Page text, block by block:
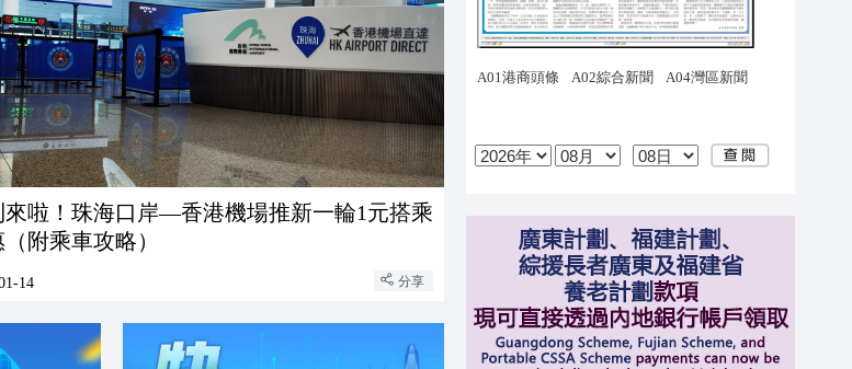
來啦！珠海口岸—香港機場推新一輪1元搭乘
附乘車攻略）
14 分享